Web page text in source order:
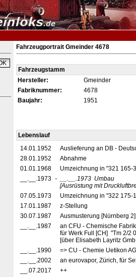
Fahrzeugportrait Gmeinder 4678
Fahrzeugstamm
Hersteller:
Gmeinder
Fabriknummer:
4678
Baujahr:
1951
Lebenslauf
14.01.1952
Auslieferung an DB -
28.01.1952
Abnahme
01.01.1968
Umzeichnung in "321 165-
__.__.1973 - __.__.1973 Umbau
[Ausrüstung mit
07.05.1973
Umzeichnung in "322 175-
17.01.1987
z-Stellung
30.07.1987
Ausmusterung [Nürnberg 2]
__.__.1987
an CFU - Chemische
für Werk Full [CH] "Tm 2/2
[über Elisabeth Layritz
__.__.1990
=> CU - Chemie Uetikon
__.__.2002
an eurovapor, Zürich, für
__.07.2017
++